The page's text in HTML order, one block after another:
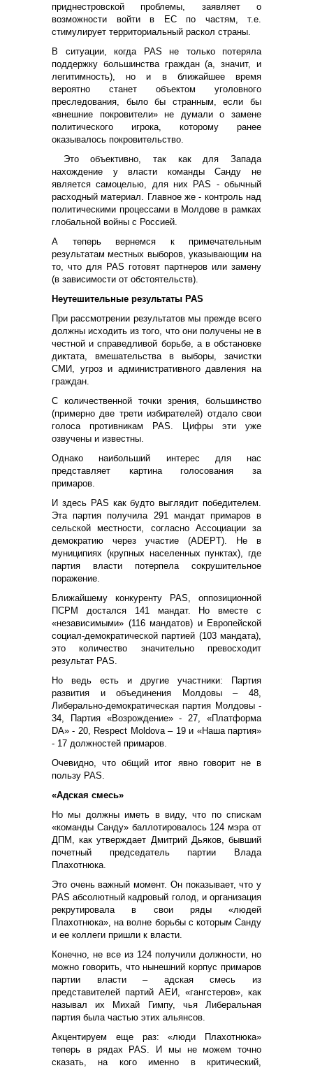
приднестровской проблемы, заявляет о
возможности войти в ЕС по частям, т.е.
стимулирует территориальный раскол страны.
В ситуации, когда PAS не только потеряла
поддержку большинства граждан (а, значит, и
легитимность), но и в ближайшее время
вероятно станет объектом уголовного
преследования, было бы странным, если бы
«внешние покровители» не думали о замене
политического игрока, которому ранее
оказывалось покровительство.
Это объективно, так как для Запада
нахождение у власти команды Санду не
является самоцелью, для них PAS - обычный
расходный материал. Главное же - контроль над
политическими процессами в Молдове в рамках
глобальной войны с Россией.
А теперь вернемся к примечательным
результатам местных выборов, указывающим на
то, что для PAS готовят партнеров или замену
(в зависимости от обстоятельств).
Неутешительные результаты PAS
При рассмотрении результатов мы прежде всего
должны исходить из того, что они получены не в
честной и справедливой борьбе, а в обстановке
диктата, вмешательства в выборы, зачистки
СМИ, угроз и административного давления на
граждан.
С количественной точки зрения, большинство
(примерно две трети избирателей) отдало свои
голоса противникам PAS. Цифры эти уже
озвучены и известны.
Однако наибольший интерес для нас
представляет картина голосования за
примаров.
И здесь PAS как будто выглядит победителем.
Эта партия получила 291 мандат примаров в
сельской местности, согласно Ассоциации за
демократию через участие (ADEPT). Не в
муниципиях (крупных населенных пунктах), где
партия власти потерпела сокрушительное
поражение.
Ближайшему конкуренту PAS, оппозиционной
ПСРМ достался 141 мандат. Но вместе с
«независимыми» (116 мандатов) и Европейской
социал-демократической партией (103 мандата),
это количество значительно превосходит
результат PAS.
Но ведь есть и другие участники: Партия
развития и объединения Молдовы – 48,
Либерально-демократическая партия Молдовы -
34, Партия «Возрождение» - 27, «Платформа
DA» - 20, Respect Moldova – 19 и «Наша партия»
- 17 должностей примаров.
Очевидно, что общий итог явно говорит не в
пользу PAS.
«Адская смесь»
Но мы должны иметь в виду, что по спискам
«команды Санду» баллотировалось 124 мэра от
ДПМ, как утверждает Дмитрий Дьяков, бывший
почетный председатель партии Влада
Плахотнюка.
Это очень важный момент. Он показывает, что у
PAS абсолютный кадровый голод, и организация
рекрутировала в свои ряды «людей
Плахотнюка», на волне борьбы с которым Санду
и ее коллеги пришли к власти.
Конечно, не все из 124 получили должности, но
можно говорить, что нынешний корпус примаров
партии власти – адская смесь из
представителей партий АЕИ, «гангстеров», как
называл их Михай Гимпу, чья Либеральная
партия была частью этих альянсов.
Акцентируем еще раз: «люди Плахотнюка»
теперь в рядах PAS. И мы не можем точно
сказать, на кого именно в критический,